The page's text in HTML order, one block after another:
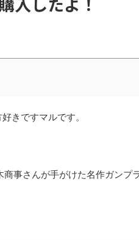
きですマルです。
事さんが手がけた名作ガンプ